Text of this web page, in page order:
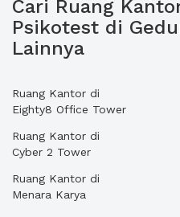
Cari Ruang
Psikotest di
Lainnya
Ruang Kantor di
Eighty8 Office Tower
Ruang Kantor di
Cyber 2 Tower
Ruang Kantor di
Menara Karya